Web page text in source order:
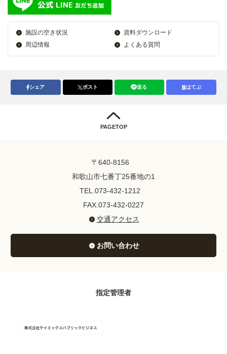
施設の空き状況
資料ダウンロード
周辺情報
よくある質問
シェア ポスト 送る はてぶ
PAGETOP
〒640-8156
和歌山市七番丁25番地の1
TEL.073-432-1212
FAX.073-432-0227
交通アクセス
お問い合わせ
指定管理者